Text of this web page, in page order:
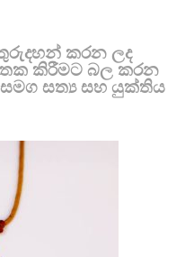
කරන ලද
කිරීමට බල කරන
සත්‍ය සහ යුක්තිය